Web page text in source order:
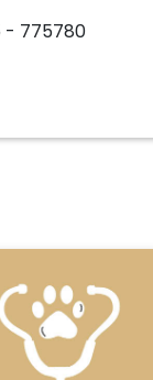
- 775780